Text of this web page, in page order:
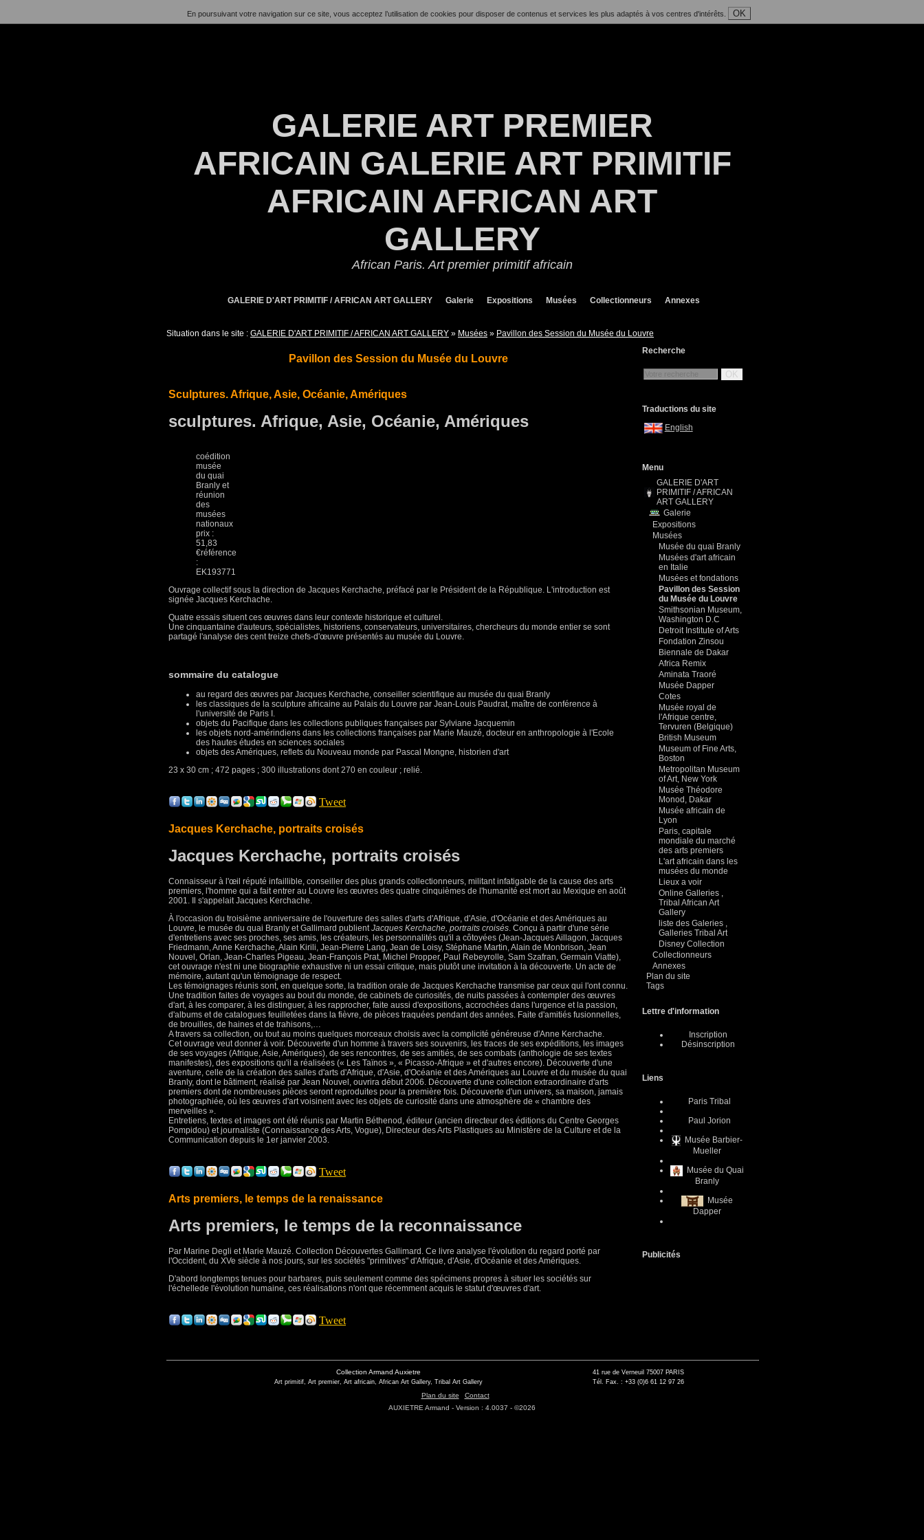
En poursuivant votre navigation sur ce site, vous acceptez l’utilisation de cookies pour disposer de contenus et services les plus adaptés à vos centres d'intérêts. OK
GALERIE ART PREMIER
AFRICAIN GALERIE ART PRIMITIF
AFRICAIN AFRICAN ART
GALLERY
African Paris. Art premier primitif africain
GALERIE D'ART PRIMITIF / AFRICAN ART GALLERY Galerie Expositions Musées Collectionneurs Annexes
Situation dans le site : GALERIE D'ART PRIMITIF / AFRICAN ART GALLERY » Musées » Pavillon des Session du Musée du Louvre
Pavillon des Session du Musée du Louvre
Sculptures. Afrique, Asie, Océanie, Amériques
sculptures. Afrique, Asie, Océanie, Amériques
coédition
musée
du quai
Branly et
réunion
des
musées
nationaux
prix :
51,83
€référence
:
EK193771
Ouvrage collectif sous la direction de Jacques Kerchache, préfacé par le Président de la République. L'introduction est
signée Jacques Kerchache.
Quatre essais situent ces œuvres dans leur contexte historique et culturel.
Une cinquantaine d'auteurs, spécialistes, historiens, conservateurs, universitaires, chercheurs du monde entier se sont
partagé l'analyse des cent treize chefs-d'œuvre présentés au musée du Louvre.
sommaire du catalogue
au regard des œuvres par Jacques Kerchache, conseiller scientifique au musée du quai Branly
les classiques de la sculpture africaine au Palais du Louvre par Jean-Louis Paudrat, maître de conférence à
l'université de Paris I.
objets du Pacifique dans les collections publiques françaises par Sylviane Jacquemin
les objets nord-amérindiens dans les collections françaises par Marie Mauzé, docteur en anthropologie à l'Ecole
des hautes études en sciences sociales
objets des Amériques, reflets du Nouveau monde par Pascal Mongne, historien d'art
23 x 30 cm ; 472 pages ; 300 illustrations dont 270 en couleur ; relié.
Tweet
Jacques Kerchache, portraits croisés
Jacques Kerchache, portraits croisés
Connaisseur à l'œil réputé infaillible, conseiller des plus grands collectionneurs, militant infatigable de la cause des arts
premiers, l'homme qui a fait entrer au Louvre les œuvres des quatre cinquièmes de l'humanité est mort au Mexique en août
2001. Il s'appelait Jacques Kerchache.
À l'occasion du troisième anniversaire de l'ouverture des salles d'arts d'Afrique, d'Asie, d'Océanie et des Amériques au
Louvre, le musée du quai Branly et Gallimard publientJacques Kerchache, portraits croisés. Conçu à partir d'une série
d'entretiens avec ses proches, ses amis, les créateurs, les personnalités qu'il a côtoyées (Jean-Jacques Aillagon, Jacques
Friedmann, Anne Kerchache, Alain Kirili, Jean-Pierre Lang, Jean de Loisy, Stéphane Martin, Alain de Monbrison, Jean
Nouvel, Orlan, Jean-Charles Pigeau, Jean-François Prat, Michel Propper, Paul Rebeyrolle, Sam Szafran, Germain Viatte),
cet ouvrage n'est ni une biographie exhaustive ni un essai critique, mais plutôt une invitation à la découverte. Un acte de
mémoire, autant qu'un témoignage de respect.
Les témoignages réunis sont, en quelque sorte, la tradition orale de Jacques Kerchache transmise par ceux qui l'ont connu.
Une tradition faites de voyages au bout du monde, de cabinets de curiosités, de nuits passées à contempler des œuvres
d'art, à les comparer, à les distinguer, à les rapprocher, faite aussi d'expositions, accrochées dans l'urgence et la passion,
d'albums et de catalogues feuilletées dans la fièvre, de pièces traquées pendant des années. Faite d'amitiés fusionnelles,
de brouilles, de haines et de trahisons,…
A travers sa collection, ou tout au moins quelques morceaux choisis avec la complicité généreuse d'Anne Kerchache.
Cet ouvrage veut donner à voir. Découverte d'un homme à travers ses souvenirs, les traces de ses expéditions, les images
de ses voyages (Afrique, Asie, Amériques), de ses rencontres, de ses amitiés, de ses combats (anthologie de ses textes
manifestes), des expositions qu'il a réalisées (« Les Taïnos », « Picasso-Afrique » et d'autres encore). Découverte d'une
aventure, celle de la création des salles d'arts d'Afrique, d'Asie, d'Océanie et des Amériques au Louvre et du musée du quai
Branly, dont le bâtiment, réalisé par Jean Nouvel, ouvrira début 2006. Découverte d'une collection extraordinaire d'arts
premiers dont de nombreuses pièces seront reproduites pour la première fois. Découverte d'un univers, sa maison, jamais
photographiée, où les œuvres d'art voisinent avec les objets de curiosité dans une atmosphère de « chambre des
merveilles ».
Entretiens, textes et images ont été réunis par Martin Béthenod, éditeur (ancien directeur des éditions du Centre Georges
Pompidou) et journaliste (Connaissance des Arts, Vogue), Directeur des Arts Plastiques au Ministère de la Culture et de la
Communication depuis le 1er janvier 2003.
Tweet
Arts premiers, le temps de la renaissance
Arts premiers, le temps de la reconnaissance
Par Marine Degli et Marie Mauzé. Col lection Découvertes Gallimard. Ce livre analyse l'évolution du regard porté par
l'Occident, du XVe sièc le à nos jours, sur les sociétés "primitives" d'Afrique, d'Asie, d'Océanie etdes Amériques.
D'abord longtemps tenues pour barbares, puis seu lement comme des spécimens propres à situer les sociétés sur
l'échel lede l'évolution humaine, ces réalisations n'ont que récemment acquis le statut d'œuvres d'art.
Tweet
Recherche
OK
Traductions du site
English
Menu
GALERIE D'ART
PRIMITIF / AFRICAN
ART GALLERY
Galerie
Expositions
Musées
Musée du quai Branly
Musées d'art africain
en Italie
Musées et fondations
Pavillon des Session
du Musée du Louvre
Smithsonian Museum,
Washington D.C
Detroit Institute of Arts
Fondation Zinsou
Biennale de Dakar
Africa Remix
Aminata Traoré
Musée Dapper
Cotes
Musée royal de
l'Afrique centre,
Tervuren (Belgique)
British Museum
Museum of Fine Arts,
Boston
Metropolitan Museum
of Art, New York
Musée Théodore
Monod, Dakar
Musée africain de
Lyon
Paris, capitale
mondiale du marché
des arts premiers
L'art africain dans les
musées du monde
Lieux a voir
Online Galleries ,
Tribal African Art
Gallery
liste des Galeries ,
Galleries Tribal Art
Disney Collection
Collectionneurs
Annexes
Plan du site
Tags
Lettre d'information
Inscription
Désinscription
Liens
Paris Tribal
Paul Jorion
Musée Barbier-
Mueller
Musée du Quai
Branly
Musée
Dapper
Publicités
Collection Armand Auxietre
Art primitif, Art premier, Art africain, African Art Gallery, Tribal Art Gallery
41 rue de Verneuil 75007 PARIS
Tél. Fax. : +33 (0)6 61 12 97 26
Plan du site
Contact
AUXIETRE Armand - Version : 4.0037 - ©2026